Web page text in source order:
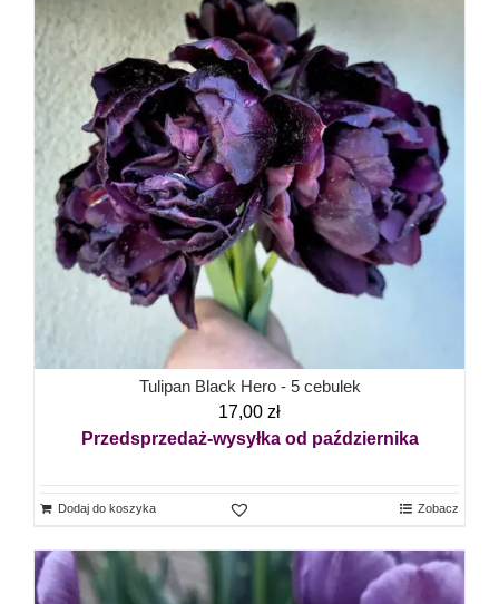
Tulipan Black Hero - 5 cebulek
17,00 zł
Przedsprzedaż-wysyłka od października
Dodaj do koszyka Zobacz